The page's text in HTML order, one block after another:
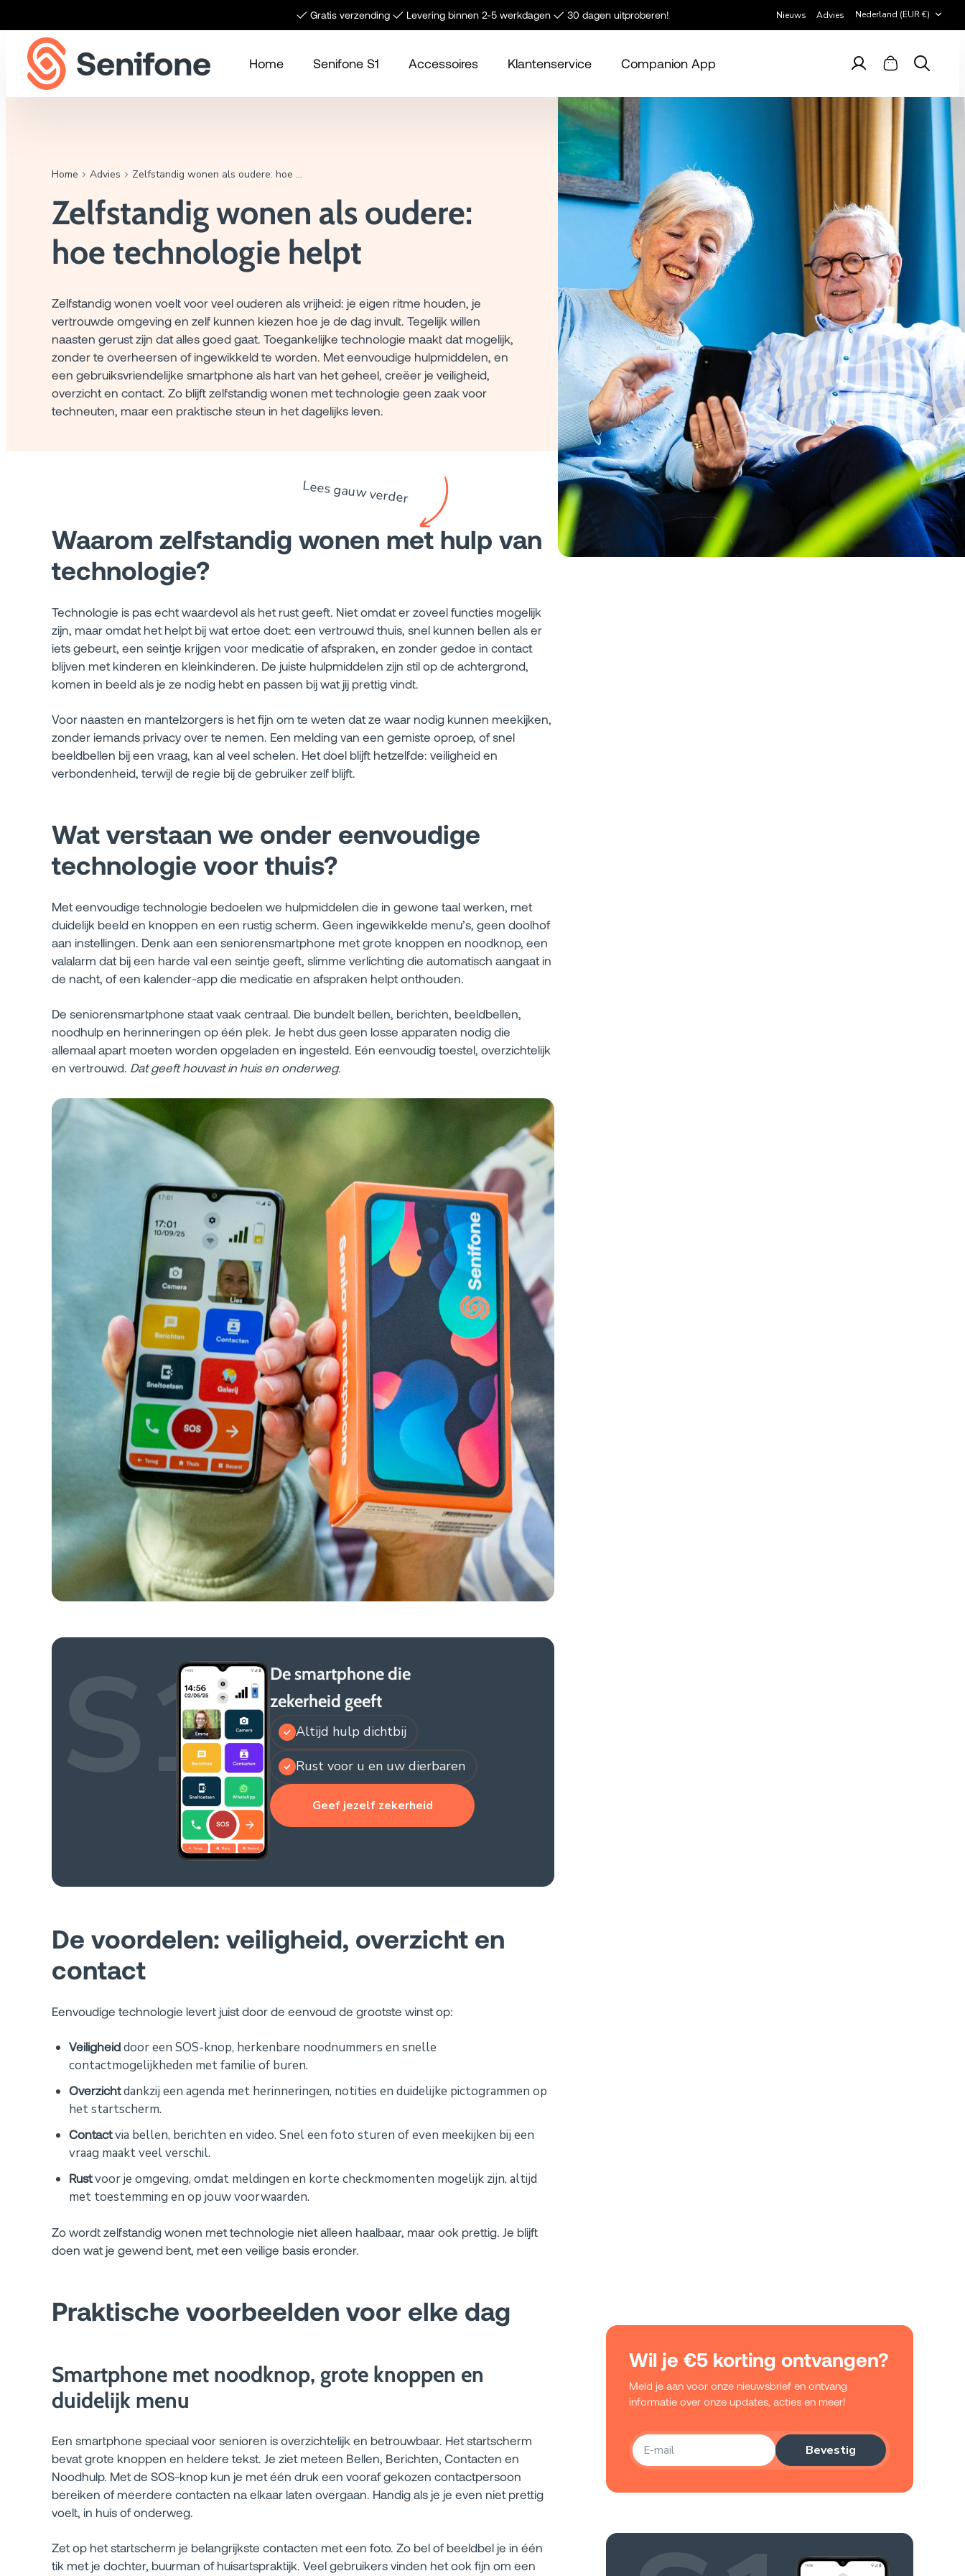
✓ Gratis verzending ✓ Levering binnen 2-5 werkdagen ✓ 30 dagen uitproberen! Nieuws Advies Nederland (EUR €)
Home Senifone S1 Accessoires Klantenservice Companion App AccountWinkelwagen
Zoeken
Home Advies Zelfstandig wonen als oudere: hoe technologie helpt
Zelfstandig wonen als oudere:
hoe technologie helpt
Zelfstandig wonen voelt voor veel ouderen als vrijheid: je eigen ritme houden, je
vertrouwde omgeving en zelf kunnen kiezen hoe je de dag invult. Tegelijk willen
naasten gerust zijn dat alles goed gaat. Toegankelijke technologie maakt dat mogelijk,
zonder te overheersen of ingewikkeld te worden. Met eenvoudige hulpmiddelen, en
een gebruiksvriendelijke smartphone als hart van het geheel, creëer je veiligheid,
overzicht en contact. Zo blijft zelfstandig wonen met technologie geen zaak voor
techneuten, maar een praktische steun in het dagelijks leven.
Lees gauw verder
Waarom zelfstandig wonen met hulp van
technologie?
Technologie is pas echt waardevol als het rust geeft. Niet omdat er zoveel functies mogelijk
zijn, maar omdat het helpt bij wat ertoe doet: een vertrouwd thuis, snel kunnen bellen als er
iets gebeurt, een seintje krijgen voor medicatie of afspraken, en zonder gedoe in contact
blijven met kinderen en kleinkinderen. De juiste hulpmiddelen zijn stil op de achtergrond,
komen in beeld als je ze nodig hebt en passen bij wat jij prettig vindt.
Voor naasten en mantelzorgers is het fijn om te weten dat ze waar nodig kunnen meekijken,
zonder iemands privacy over te nemen. Een melding van een gemiste oproep, of snel
beeldbellen bij een vraag, kan al veel schelen. Het doel blijft hetzelfde: veiligheid en
verbondenheid, terwijl de regie bij de gebruiker zelf blijft.
Wat verstaan we onder eenvoudige
technologie voor thuis?
Met eenvoudige technologie bedoelen we hulpmiddelen die in gewone taal werken, met
duidelijk beeld en knoppen en een rustig scherm. Geen ingewikkelde menu’s, geen doolhof
aan instellingen. Denk aan een seniorensmartphone met grote knoppen en noodknop, een
valalarm dat bij een harde val een seintje geeft, slimme verlichting die automatisch aangaat in
de nacht, of een kalender-app die medicatie en afspraken helpt onthouden.
De seniorensmartphone staat vaak centraal. Die bundelt bellen, berichten, beeldbellen,
noodhulp en herinneringen op één plek. Je hebt dus geen losse apparaten nodig die
allemaal apart moeten worden opgeladen en ingesteld. Eén eenvoudig toestel, overzichtelijk
en vertrouwd. Dat geeft houvast in huis en onderweg.
S1
De smartphone die
zekerheid geeft
Altijd hulp dichtbij
Rust voor u en uw dierbaren
Geef jezelf zekerheid
De voordelen: veiligheid, overzicht en
contact
Eenvoudige technologie levert juist door de eenvoud de grootste winst op:
Veiligheiddoor een SOS-knop, herkenbare noodnummers en snelle
contactmogelijkheden met familie of buren.
Overzichtdankzij een agenda met herinneringen, notities en duidelijke pictogrammen op
het startscherm.
Contactvia bellen, berichten en video. Snel een foto sturen of even meekijken bij een
vraag maakt veel verschil.
Rustvoor je omgeving, omdat meldingen en korte checkmomenten mogelijk zijn, altijd
met toestemming en op jouw voorwaarden.
Zo wordt zelfstandig wonen met technologie niet alleen haalbaar, maar ook prettig. Je blijft
doen wat je gewend bent, met een veilige basis eronder.
Praktische voorbeelden voor elke dag
Smartphone met noodknop, grote knoppen en
duidelijk menu
Een smartphone speciaal voor senioren is overzichtelijk en betrouwbaar. Het startscherm
bevat grote knoppen en heldere tekst. Je ziet meteen Bellen, Berichten, Contacten en
Noodhulp. Met de SOS-knop kun je met één druk een vooraf gekozen contactpersoon
bereiken of meerdere contacten na elkaar laten overgaan. Handig als je je even niet prettig
voelt, in huis of onderweg.
Zet op het startscherm je belangrijkste contacten met een foto. Zo bel of beeldbel je in één
tik met je dochter, buurman of huisartspraktijk. Veel gebruikers vinden het ook fijn om een
Wil je €5 korting ontvangen?
Meld je aan voor onze nieuwsbrief en ontvang
informatie over onze updates, acties en meer!
Bevestig